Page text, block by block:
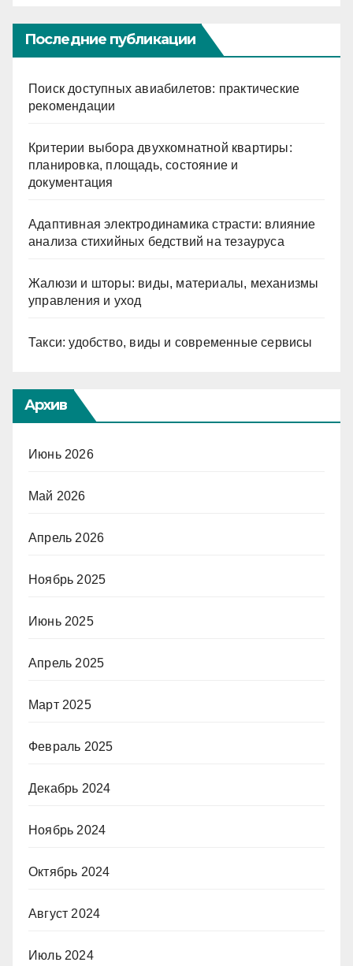
Последние публикации
Поиск доступных авиабилетов: практические
рекомендации
Критерии выбора двухкомнатной квартиры:
планировка, площадь, состояние и
документация
Адаптивная электродинамика страсти: влияние
анализа стихийных бедствий на тезауруса
Жалюзи и шторы: виды, материалы, механизмы
управления и уход
Такси: удобство, виды и современные сервисы
Архив
Июнь 2026
Май 2026
Апрель 2026
Ноябрь 2025
Июнь 2025
Апрель 2025
Март 2025
Февраль 2025
Декабрь 2024
Ноябрь 2024
Октябрь 2024
Август 2024
Июль 2024